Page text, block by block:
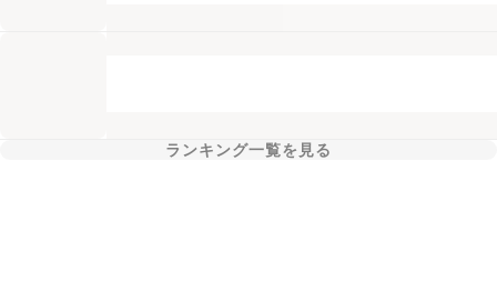
ランキング一覧を見る